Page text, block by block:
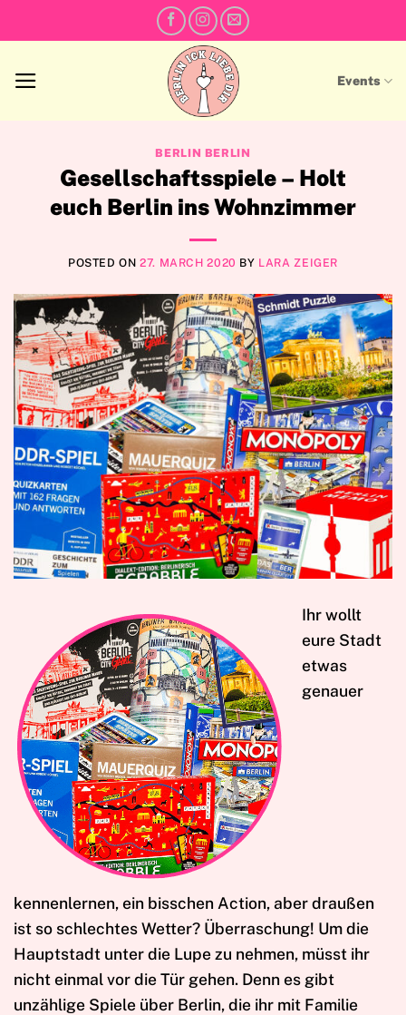
to
Events
BERLIN BERLIN
Gesellschaftsspiele – Holt
euch Berlin ins Wohnzimmer
POSTED ON27. MARCH 2020 BY LARA ZEIGER
Ihr wollt
eure Stadt
etwas
genauer
kennenlernen, ein bisschen Action, aber draußen
ist so schlechtes Wetter? Überraschung! Um die
Hauptstadt unter die Lupe zu nehmen, müsst ihr
nicht einmal vor die Tür gehen. Denn es gibt
unzählige Spiele über Berlin, die ihr mit Familie